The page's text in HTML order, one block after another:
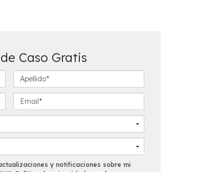
Caso Gratis
p
e
l
d
m
a
l
y notificaciones sobre mi